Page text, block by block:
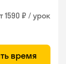
1590 ₽ / урок
время